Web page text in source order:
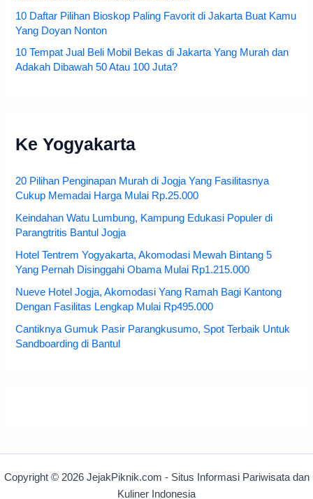
10 Daftar Pilihan Bioskop Paling Favorit di Jakarta Buat Kamu
Yang Doyan Nonton
10 Tempat Jual Beli Mobil Bekas di Jakarta Yang Murah dan
Adakah Dibawah 50 Atau 100 Juta?
Ke Yogyakarta
20 Pilihan Penginapan Murah di Jogja Yang Fasilitasnya
Cukup Memadai Harga Mulai Rp.25.000
Keindahan Watu Lumbung, Kampung Edukasi Populer di
Parangtritis Bantul Jogja
Hotel Tentrem Yogyakarta, Akomodasi Mewah Bintang 5
Yang Pernah Disinggahi Obama Mulai Rp1.215.000
Nueve Hotel Jogja, Akomodasi Yang Ramah Bagi Kantong
Dengan Fasilitas Lengkap Mulai Rp495.000
Cantiknya Gumuk Pasir Parangkusumo, Spot Terbaik Untuk
Sandboarding di Bantul
Copyright © 2026 JejakPiknik.com - Situs Informasi Pariwisata dan
Kuliner Indonesia